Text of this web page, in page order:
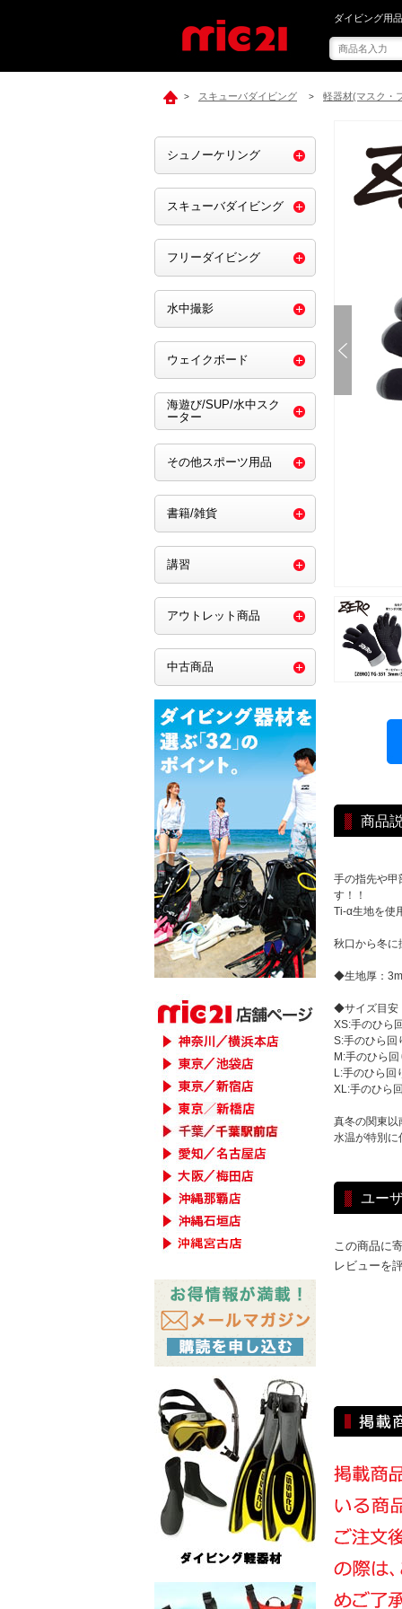
mic21で[
ダイビング用
> スキューバダイビング > 軽器材(マスク・
商品
手の指先や甲
す！！
Ti-α生地を使
秋口から冬に
◆生地厚：
◆サイズ目安
XS:手のひら
S:手のひら回
M:手のひら
L:手のひら回
XL:手のひら
真冬の関東以
水温が特別に
ユー
この商品に
レビューを
シュノーケリング
スキューバダイビング
フリーダイビング
水中撮影
ウェイクボード
海遊び/SUP/水中スク
ーター
その他スポーツ用品
書籍/雑貨
講習
アウトレット商品
中古商品